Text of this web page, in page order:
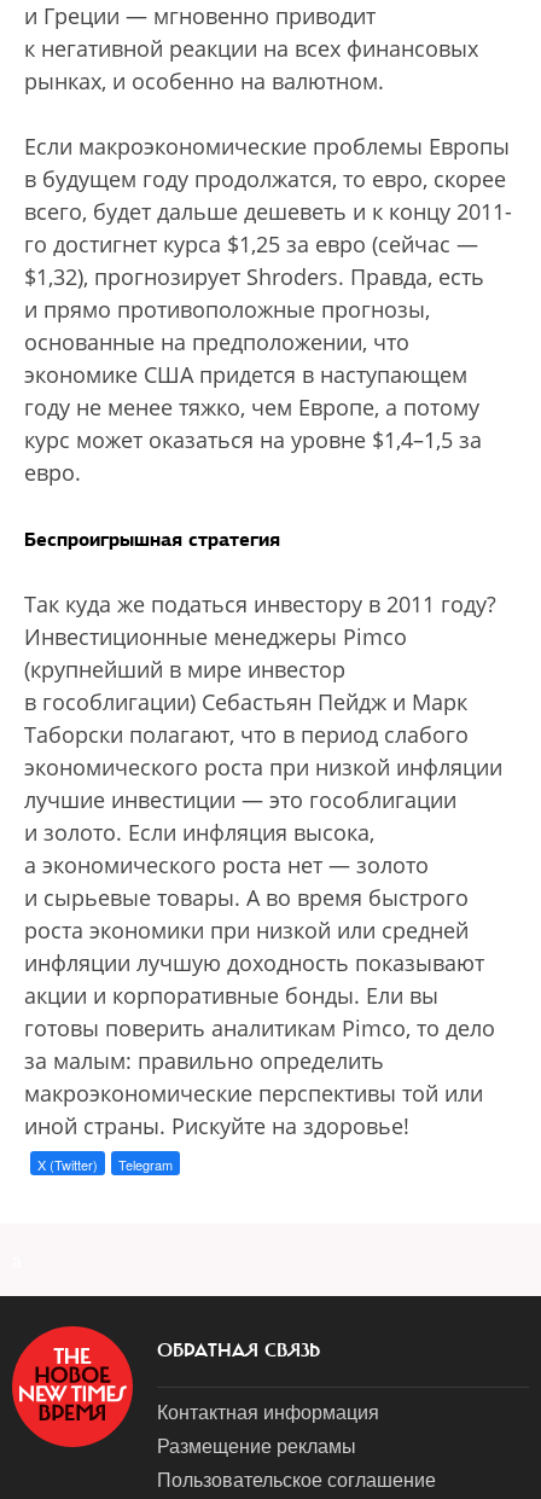
и Греции — мгновенно приводит
к негативной реакции на всех финансовых
рынках, и особенно на валютном.
Если макроэкономические проблемы Европы
в будущем году продолжатся, то евро, скорее
всего, будет дальше дешеветь и к концу 2011-
го достигнет курса $1,25 за евро (сейчас —
$1,32), прогнозирует Shroders. Правда, есть
и прямо противоположные прогнозы,
основанные на предположении, что
экономике США придется в наступающем
году не менее тяжко, чем Европе, а потому
курс может оказаться на уровне $1,4–1,5 за
евро.
Беспроигрышная стратегия
Так куда же податься инвестору в 2011 году?
Инвестиционные менеджеры Pimco
(крупнейший в мире инвестор
в гособлигации) Себастьян Пейдж и Марк
Таборски полагают, что в период слабого
экономического роста при низкой инфляции
лучшие инвестиции — это гособлигации
и золото. Если инфляция высока,
а экономического роста нет — золото
и сырьевые товары. А во время быстрого
роста экономики при низкой или средней
инфляции лучшую доходность показывают
акции и корпоративные бонды. Ели вы
готовы поверить аналитикам Pimco, то дело
за малым: правильно определить
макроэкономические перспективы той или
иной страны. Рискуйте на здоровье!
X (Twitter) Telegram
ОБРАТНАЯ СВЯЗЬ
Контактная информация
Размещение рекламы
Пользовательское соглашение